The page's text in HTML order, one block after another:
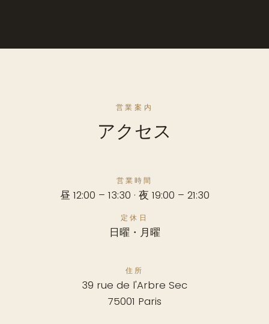
営業案内
アクセス
営業時間
昼 12:00 – 13:30 · 夜 19:00 – 21:30
定休日
日曜・月曜
住所
39 rue de l'Arbre Sec
75001 Paris